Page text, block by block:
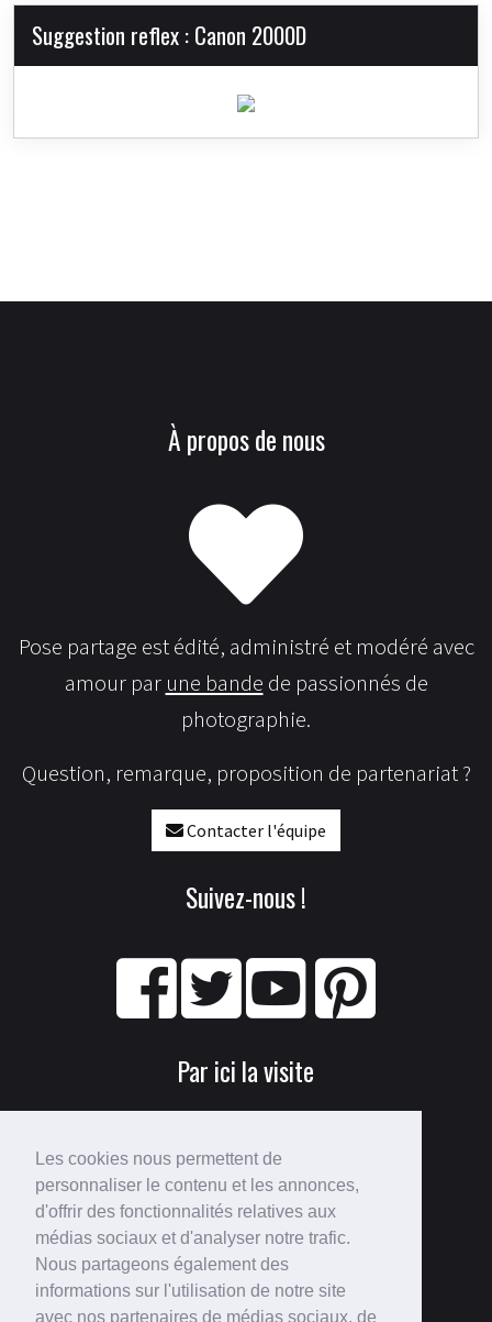
Les cookies nous permettent de
personnaliser le contenu et les annonces,
d'offrir des fonctionnalités relatives aux
médias sociaux et d'analyser notre trafic.
Nous partageons également des
informations sur l'utilisation de notre site
avec nos partenaires de médias sociaux, de
Suggestion reflex : Canon 2000D
À propos de nous
Pose partage est édité, administré et modéré avec
amour par une bande de passionnés de
photographie.
Question, remarque, proposition de partenariat ?
Contacter l'équipe
Suivez-nous !
Par ici la visite
Perdu ?